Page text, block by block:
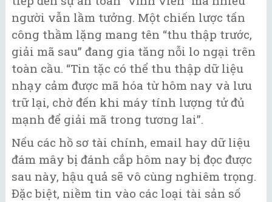
người vẫn lầm tưởng. Một chiến lược tấn
công thầm lặng mang tên “thu thập trước,
giải mã sau” đang gia tăng nỗi lo ngại trên
toàn cầu. “Tin tặc có thể thu thập dữ liệu
nhạy cảm được mã hóa từ hôm nay và lưu
trữ lại, chờ đến khi máy tính lượng tử đủ
mạnh để giải mã trong tương lai”.
Nếu các hồ sơ tài chính, email hay dữ liệu
đám mây bị đánh cắp hôm nay bị đọc được
sau này, hậu quả sẽ vô cùng nghiêm trọng.
Đặc biệt, niềm tin vào các loại tài sản số